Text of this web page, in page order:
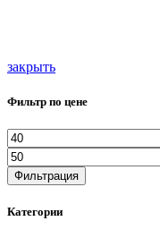
закрыть
Фильтр по цене
Фильтрация
Категории